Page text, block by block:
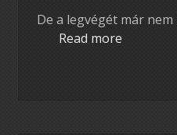
De a legvégét már
Read more